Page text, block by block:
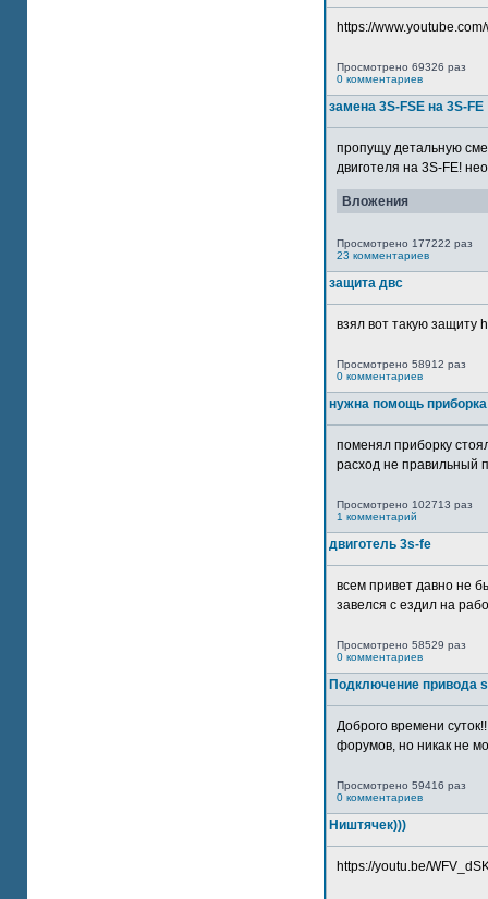
https://
Просмотрено 69326 раз
0 комментариев
замена 3S-FSE на 3S-FE
пропущу детальную
двиготеля на 3S-FE!
Вложения
Просмотрено 177222 раз
23 комментариев
защита двс
взял вот такую защиту
Просмотрено 58912 раз
0 комментариев
нужна помощь
поменял приборку
расход не правильный
Просмотрено 102713 раз
1 комментарий
двиготель 3s-fe
всем привет давно не
завелся с ездил на
Просмотрено 58529 раз
0 комментариев
Подключение привода
Доброго времени
форумов, но никак не
Просмотрено 59416 раз
0 комментариев
Ништячек)))
https://youtu.be/